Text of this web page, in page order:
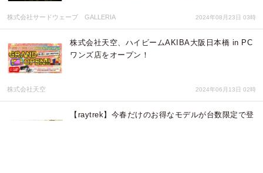
株式会社サードウェーブ GALLERIA 2024年08月23日 03時
株式会社天空、ハイビームAKIBA大阪日本橋 in PC
ワンズ店をオープン！
株式会社天空 2024年06月13日 02時
【raytrek】今春だけのお得なモデルが台数限定で登